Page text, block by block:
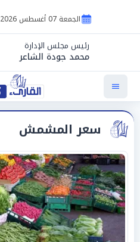
الجمعة 07 أغسطس 2026
رئيس مجلس الإدارة
محمد جودة الشاعر
سعر المشمش